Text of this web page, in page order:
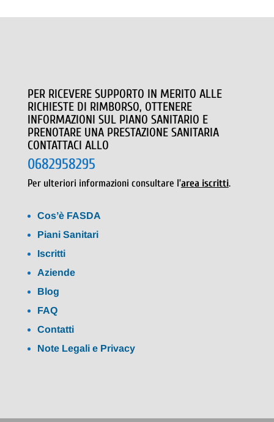
PER RICEVERE SUPPORTO IN MERITO ALLE
RICHIESTE DI RIMBORSO, OTTENERE
INFORMAZIONI SUL PIANO SANITARIO E
PRENOTARE UNA PRESTAZIONE SANITARIA
CONTATTACI ALLO
0682958295
Per ulteriori informazioni consultare l’area iscritti.
Cos’è FASDA
Piani Sanitari
Iscritti
Aziende
Blog
FAQ
Contatti
Note Legali e Privacy